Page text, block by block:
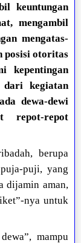
keuntungan
mengambil
mengatas-
posisi otoritas
kepentingan
dari kegiatan
dewa-dewi
repot-repot
berupa
puji, yang
dijamin aman,
nya untuk
mampu